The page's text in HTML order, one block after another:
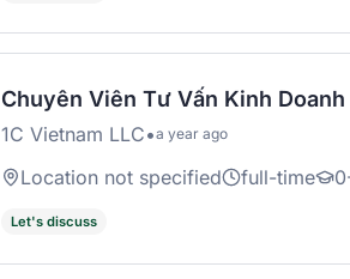
Chuyên Viên Tư Vấn Kinh
1C Vietnam LLC•a year ago
Location not specified full-time
Let's discuss